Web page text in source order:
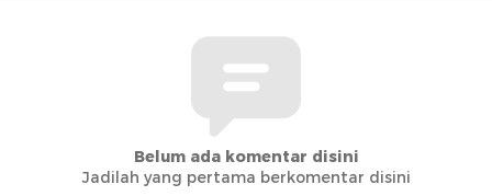
Belum ada komentar disini
Jadilah yang pertama berkomentar disini